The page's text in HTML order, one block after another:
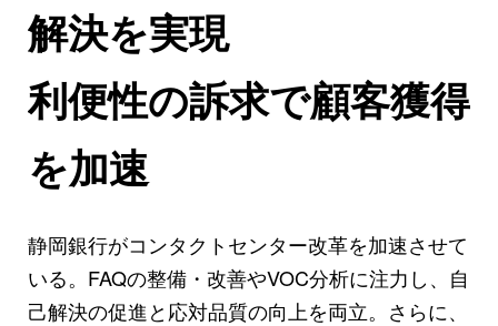
解決を実現
利便性の訴求で顧客獲得
を加速
静岡銀行がコンタクトセンター改革を加速させて
いる。FAQの整備・改善やVOC分析に注力し、自
己解決の促進と応対品質の向上を両立。さらに、